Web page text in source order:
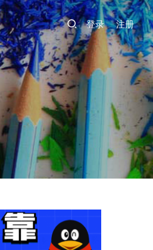
登录 注册